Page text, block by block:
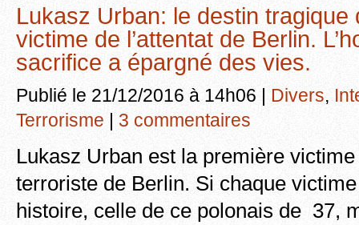
Lukasz Urban: le destin tragique
victime de l’attentat de Berlin.
sacrifice a épargné des vies.
Publié le 21/12/2016 à 14h06 | Divers,
Terrorisme | 3 commentaires
Lukasz Urban est la première
terroriste de Berlin. Si chaque victime
histoire, celle de ce polonais de 37,